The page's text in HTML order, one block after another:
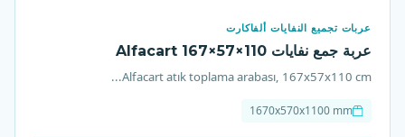
عربات تجميع النفايات ألفاكارت
عربة جمع نفايات Alfacart 167×57×110
Alfacart atık toplama arabası, 167x57x110 cm...
1670x570x1100 mm